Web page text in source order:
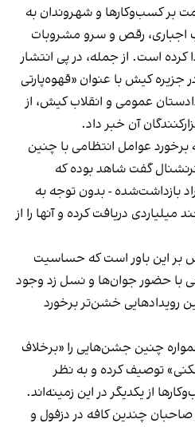
بر کسب‌وکارها و شهروندان به
اجباری، رقص و سرو مشروبات
است. از جمله، در پی انتشار
جزیره کیش با عنوان «قهوه‌پارتی
عمومی و انقلاب کیش، از
آن خبر داد.
برخورد عوامل انتظامی با چنین
گفت شاهد بوده که
بازداشت‌‌شده - بدون توجه به
دریافت کرده و آنها را از
بر این باور است که حساسیت
با حضور جوان‌ها و نسل زد وجود
رویدادهایی خشن‌تر برخورد
چنین جشن‌هایی را «برخلاف
توصیف کرده و به نظر
از یکدیگر در این زمینه‌اند.
صاحبان چندین کافه در دزفول و